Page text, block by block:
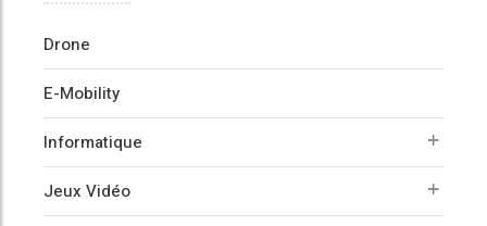
Drone
E-Mobility
Informatique
Jeux Vidéo